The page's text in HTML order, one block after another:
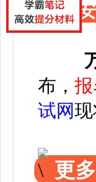
万
布，
试网现
更